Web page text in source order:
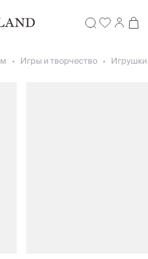
Игры и творчество